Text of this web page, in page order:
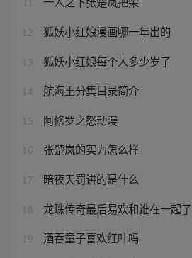
12 狐妖小红娘漫画哪一年出的
13 狐妖小红娘每个人多少岁了
14 航海王分集目录简介
15 阿修罗之怒动漫
16 张楚岚的实力怎么样
17 暗夜天罚讲的是什么
18 龙珠传奇最后易欢和谁在一起了
19 酒吞童子喜欢红叶吗